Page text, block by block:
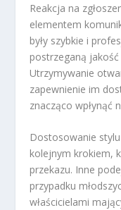
Reakcja na
elementem
były szybkie i
postrzeganą
Utrzymywanie
zapewnienie im
znacząco wpłynąć
Dostosowanie
kolejnym krokiem,
przekazu. Inne
przypadku
właścicielami